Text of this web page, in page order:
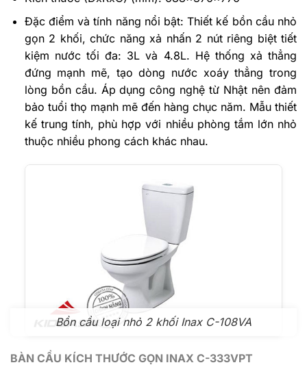
Đặc điểm và tính năng nổi bật: Thiết kế bồn cầu nhỏ
gọn 2 khối, chức năng xả nhấn 2 nút riêng biệt tiết
kiệm nước tối đa: 3L và 4.8L. Hệ thống xả thẳng
đứng mạnh mẽ, tạo dòng nước xoáy thẳng trong
lòng bồn cầu. Áp dụng công nghệ từ Nhật nên đảm
bảo tuổi thọ mạnh mẽ đến hàng chục năm. Mẫu thiết
kế trung tính, phù hợp với nhiều phòng tắm lớn nhỏ
thuộc nhiều phong cách khác nhau.
Bồn cầu loại nhỏ 2 khối Inax C-108VA
BÀN CẦU KÍCH THƯỚC GỌN INAX C-333VPT